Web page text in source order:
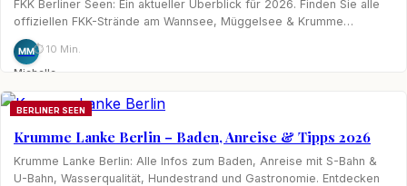
FKK Berliner Seen: Ein aktueller Überblick für 2026. Finden Sie alle
offiziellen FKK-Strände am Wannsee, Müggelsee & Krumme…
MM
Michelle
⏱ 10 Min.
BERLINER SEEN
Krumme Lanke Berlin – Baden, Anreise & Tipps 2026
Krumme Lanke Berlin: Alle Infos zum Baden, Anreise mit S-Bahn &
U-Bahn, Wasserqualität, Hundestrand und Gastronomie. Entdecken